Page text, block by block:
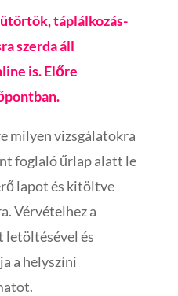
táplálkozás-
szerda áll
is. Előre
milyen vizsgálatokra
foglaló űrlap alatt le
lapot és kitöltve
Vérvételhez a
letöltésével és
a helyszíni